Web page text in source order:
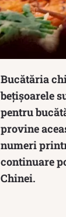
Bucătăria
bețișoarele
pentru
provine
numeri
continuare
Chinei.